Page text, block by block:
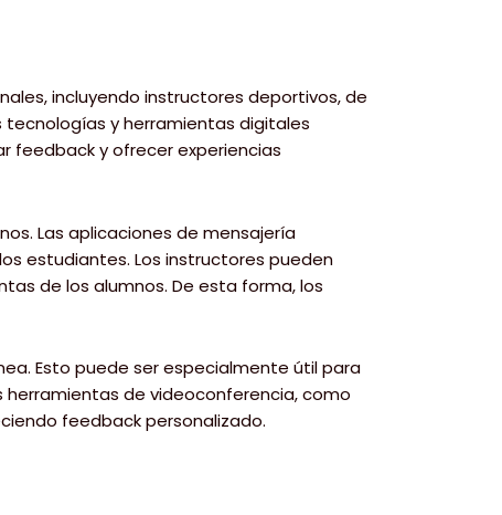
incluyendo instructores deportivos, de
tecnologías y herramientas digitales
feedback y ofrecer experiencias
Las aplicaciones de mensajería
estudiantes. Los instructores pueden
de los alumnos. De esta forma, los
Esto puede ser especialmente útil para
herramientas de videoconferencia, como
feedback personalizado.